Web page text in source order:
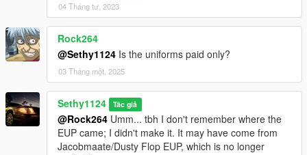
04 Tháng tư, 2023
Rock264
@Sethy1124 Is the uniforms paid only?
03 Tháng một, 2025
Sethy1124 Tác giả
@Rock264 Umm... tbh I don't remember where the
EUP came; I didn't make it. It may have come from
Jacobmaate/Dusty Flop EUP, which is no longer